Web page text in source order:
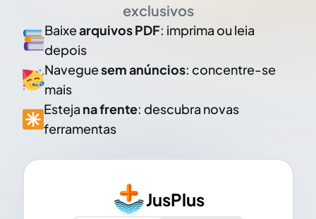
exclusivos
Baixearquivos PDF: imprima ou leia
depois
Naveguesem anúncios: concentre-se
mais
Esteja na frente: descubra novas
ferramentas
JusPlus